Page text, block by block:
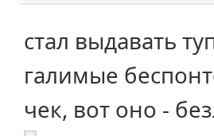
стал выдавать
галимые
чек, вот оно -